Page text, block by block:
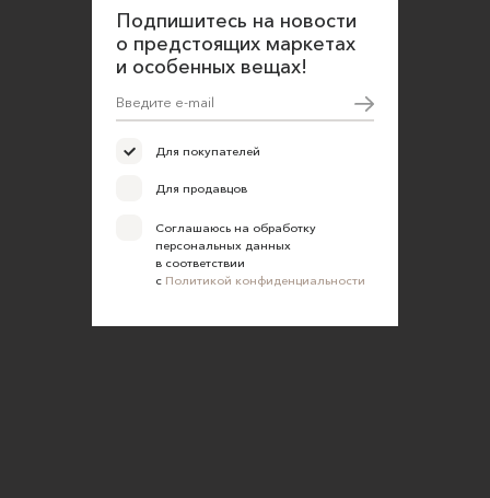
Подпишитесь на новости
о предстоящих маркетах
и особенных вещах!
Для покупателей
Для продавцов
Соглашаюсь на обработку
персональных данных
в соответствии
с Политикой конфиденциальности